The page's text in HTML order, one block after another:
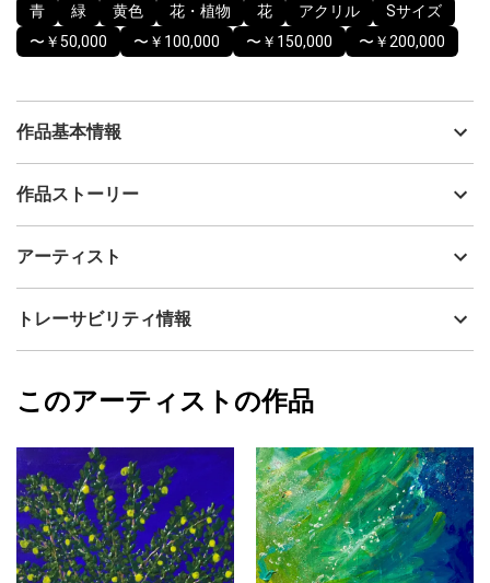
青 緑 黄色 花・植物 花 アクリル
Sサイズ
〜￥50,000
〜￥100,000 〜￥150,000 〜￥200,000
作品基本情報
出品者
制作年
アクリル
カラー
青
ジャンル
花・植物
配送目安
二週間以内
作品ストーリー
所ごとに違った表情を生み出します。アクリルと異素材の煌めき
お手元で時間や季節とともに移ろう姿、そして質感もお楽みいた
だける作品となっております。
アーティスト
Naoko Iekura
フォローする
トレーサビリティ情報
Naoko Iekura
このアーティストの作品